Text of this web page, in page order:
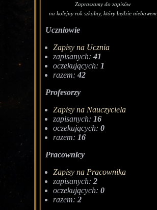
Zapraszamy do zapisów
na kolejny rok szkolny, który będzie niebawem
Uczniowie
Zapisy na Ucznia
zapisanych: 41
oczekujących: 1
razem: 42
Profesorzy
Zapisy na Nauczyciela
zapisanych: 16
oczekujących: 0
razem: 16
Pracownicy
Zapisy na Pracownika
zapisanych: 2
oczekujących: 0
razem: 2